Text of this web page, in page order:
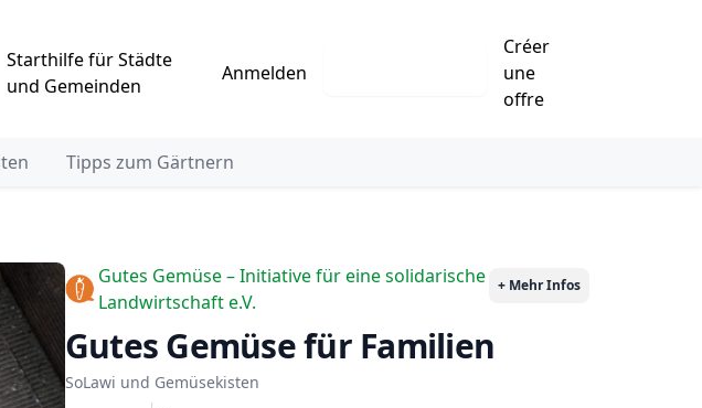
Starthilfe für Städte
und Gemeinden
Anmelden
Créer
une
offre
Tipps zum Gärtnern
Gutes Gemüse – Initiative für eine solidarische
Landwirtschaft e.V.
Gutes Gemüse für Familien
SoLawi und Gemüsekisten
+ Mehr Infos